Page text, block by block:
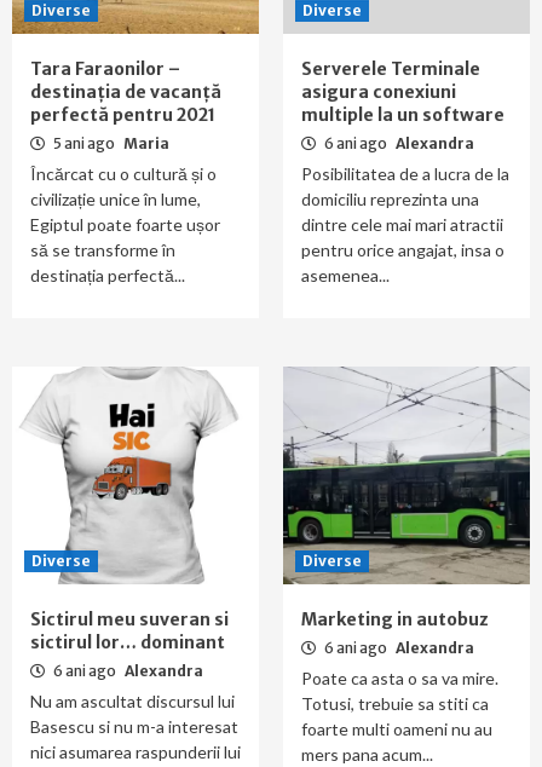
Diverse
Tara Faraonilor –
destinația de vacanță
perfectă pentru 2021
5 ani ago Maria
Încărcat cu o cultură și o
civilizație unice în lume,
Egiptul poate foarte ușor
să se transforme în
destinația perfectă...
Diverse
Serverele Terminale
asigura conexiuni
multiple la un software
6 ani ago Alexandra
Posibilitatea de a lucra de la
domiciliu reprezinta una
dintre cele mai mari atractii
pentru orice angajat, insa o
asemenea...
Diverse
Sictirul meu suveran si
sictirul lor… dominant
6 ani ago Alexandra
Nu am ascultat discursul lui
Basescu si nu m-a interesat
nici asumarea raspunderii lui
Diverse
Marketing in autobuz
6 ani ago Alexandra
Poate ca asta o sa va mire.
Totusi, trebuie sa stiti ca
foarte multi oameni nu au
mers pana acum...